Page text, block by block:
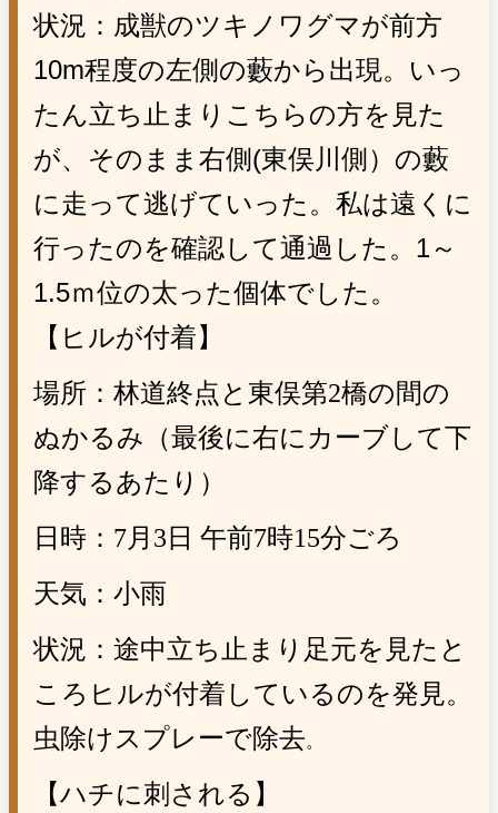
状況：成獣のツキノワグマが前方
10m程度の左側の藪から出現。いっ
たん立ち止まりこちらの方を見た
が、そのまま右側(東俣川側）の藪
に走って逃げていった。私は遠くに
行ったのを確認して通過した。1～
1.5ｍ位の太った個体でした。
【ヒルが付着】
場所：林道終点と東俣第2橋の間の
ぬかるみ（最後に右にカーブして下
降するあたり）
日時： 7月 3 日 午前7時15分ごろ
天気：小雨
状況：途中立ち止まり足元を見たと
ころヒルが付着しているのを発見。
虫除けスプレーで除去。
【ハチに刺される】